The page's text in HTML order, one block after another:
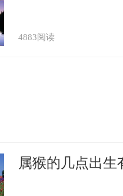
4883阅读
属猴的几点出生